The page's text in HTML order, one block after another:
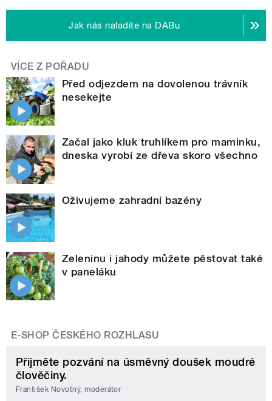
Jak nás naladíte na DABu
VÍCE Z POŘADU
Před odjezdem na dovolenou trávník
nesekejte
Začal jako kluk truhlíkem pro maminku,
dneska vyrobí ze dřeva skoro všechno
Oživujeme zahradní bazény
Zeleninu i jahody můžete pěstovat také
v paneláku
E-SHOP ČESKÉHO ROZHLASU
Přijměte pozvání na úsměvný doušek moudré
člověčiny.
František Novotný, moderátor